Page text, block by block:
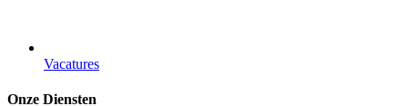
Vacatures
Onze Diensten